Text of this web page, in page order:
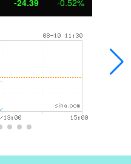
-24.39 -0.52%